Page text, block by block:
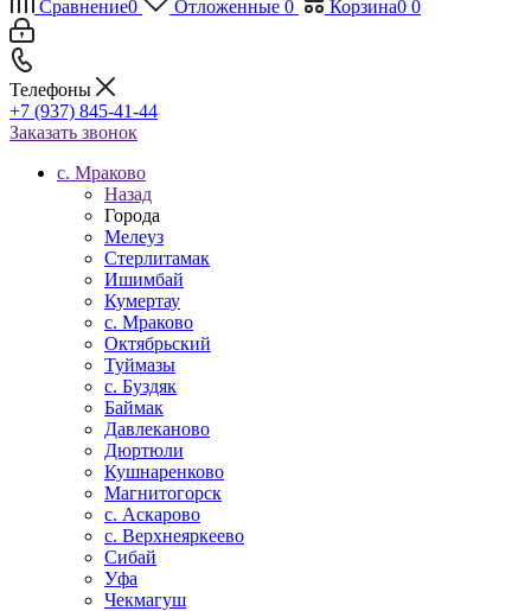
Сравнение0 Отложенные 0 Корзина0 0
Телефоны
+7 (937) 845-41-44
Заказать звонок
c. Мраково
Назад
Города
Мелеуз
Стерлитамак
Ишимбай
Кумертау
c. Мраково
Октябрьский
Туймазы
c. Буздяк
Баймак
Давлеканово
Дюртюли
Кушнаренково
Магнитогорск
с. Аскарово
с. Верхнеяркеево
Сибай
Уфа
Чекмагуш